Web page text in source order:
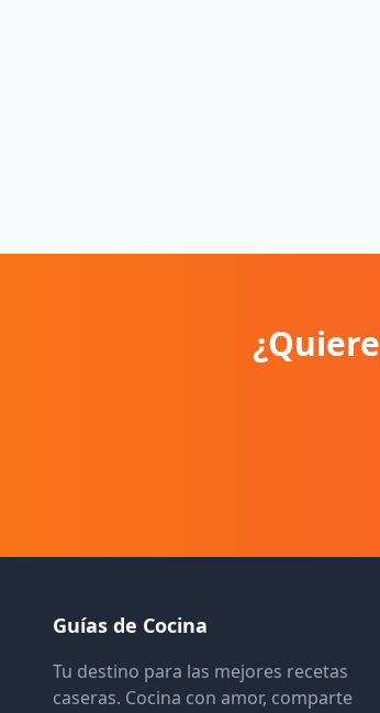
Guías de Cocina
Tu destino para las mejores recetas
caseras. Cocina con amor, comparte